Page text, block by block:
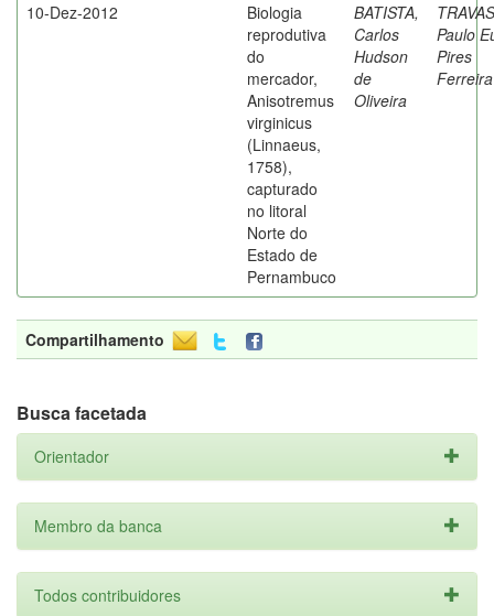
10-Dez-2012
Biologia
reprodutiva
do
mercador,
Anisotremus
virginicus
(Linnaeus,
1758),
capturado
no litoral
Norte do
Estado de
Pernambuco
BATISTA,
Carlos
Hudson
de
Oliveira
Paulo
Pires
Ferreira
Compartilhamento
Busca facetada
Orientador
Membro da banca
Todos contribuidores